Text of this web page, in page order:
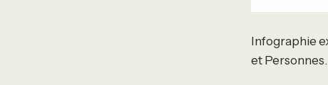
Infographie
et Personnes.